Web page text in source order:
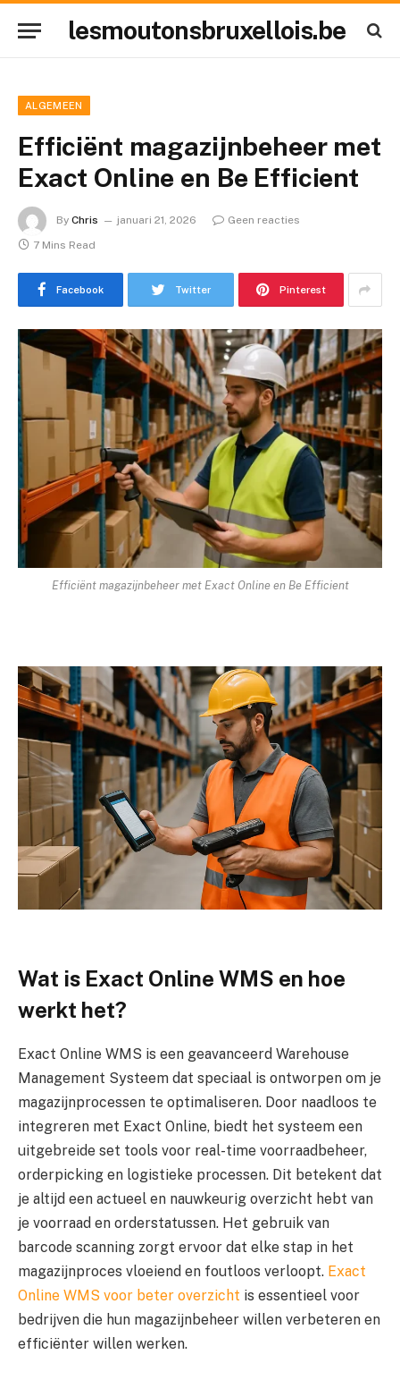
lesmoutonsbruxellois.be
ALGEMEEN
Efficiënt magazijnbeheer met
Exact Online en Be Efficient
By Chris januari 21, 2026
Geen reacties
7 Mins Read
Facebook Twitter Pinterest
Efficiënt magazijnbeheer met Exact Online en Be Efficient
Wat is Exact Online WMS en hoe
werkt het?
Exact Online WMS is een geavanceerd Warehouse
Management Systeem dat speciaal is ontworpen om je
magazijnprocessen te optimaliseren. Door naadloos te
integreren met Exact Online, biedt het systeem een
uitgebreide set tools voor real-time voorraadbeheer,
orderpicking en logistieke processen. Dit betekent dat
je altijd een actueel en nauwkeurig overzicht hebt van
je voorraad en orderstatussen. Het gebruik van
barcode scanning zorgt ervoor dat elke stap in het
magazijnproces vloeiend en foutloos verloopt. Exact
Online WMS voor beter overzicht is essentieel voor
bedrijven die hun magazijnbeheer willen verbeteren en
efficiënter willen werken.